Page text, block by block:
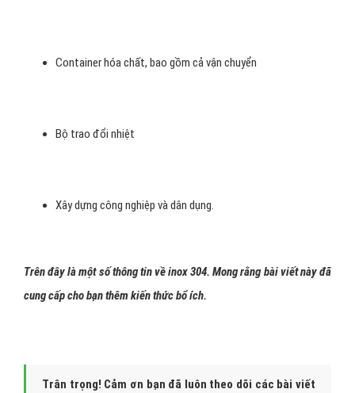
Container hóa chất, bao gồm cả vận chuyển
Bộ trao đổi nhiệt
Xây dựng công nghiệp và dân dụng.
Trên đây là một số thông tin về inox 304. Mong rằng bài viết này đã
cung cấp cho bạn thêm kiến thức bổ ích.
Trân trọng! Cảm ơn bạn đã luôn theo dõi các bài viết